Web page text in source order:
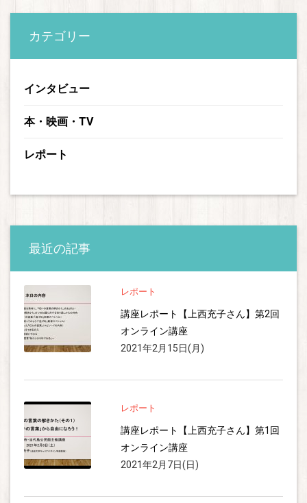
カテゴリー
インタビュー
本・映画・TV
レポート
最近の記事
レポート
講座レポート【上西充子さん】第2回
オンライン講座
2021年2月15日(月)
レポート
講座レポート【上西充子さん】第1回
オンライン講座
2021年2月7日(日)